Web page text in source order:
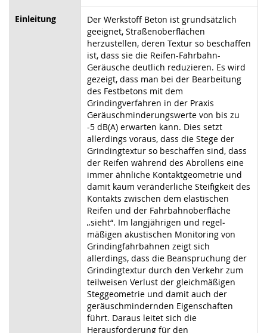
Einleitung
Der Werkstoff Beton ist grundsätzlich
geeignet, Straßenoberflächen
herzustellen, deren Textur so beschaffen
ist, dass sie die Reifen-Fahrbahn-
Geräusche deutlich reduzieren. Es wird
gezeigt, dass man bei der Bearbeitung
des Festbetons mit dem
Grindingverfahren in der Praxis
Geräuschminderungswerte von bis zu
-5 dB(A) erwarten kann. Dies setzt
allerdings voraus, dass die Stege der
Grindingtextur so beschaffen sind, dass
der Reifen während des Abrollens eine
immer ähnliche Kon­taktgeometrie und
damit kaum veränderliche Steifigkeit des
Kontakts zwischen dem elastischen
Reifen und der Fahrbahnoberfläche
„sieht“. Im langjährigen und regel­
mäßigen akustischen Monitoring von
Grindingfahrbahnen zeigt sich
allerdings, dass die Beanspruchung der
Grindingtextur durch den Verkehr zum
teilweisen Verlust der gleichmäßigen
Steggeometrie und damit auch der
geräuschmindernden Eigenschaf­ten
führt. Daraus leitet sich die
Herausforderung für den